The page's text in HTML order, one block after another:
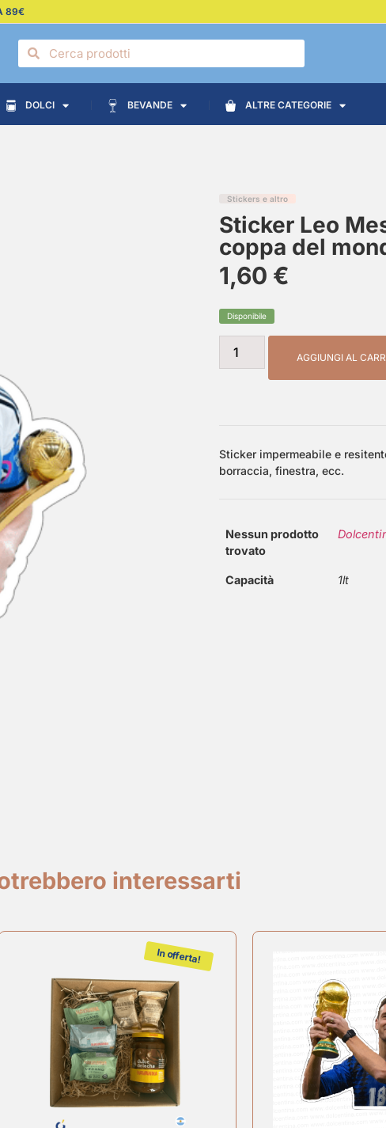
89€
DOLCI BEVANDE ALTRE CATEGORIE
Stickers e altro
Sticker Leo
coppa del
1,60 €
Disponibile
AGGIUNGI AL
Sticker impermeabile e
borraccia, finestra, ecc.
Nessun prodotto
trovato
Capacità 1lt
interessarti
In offerta!